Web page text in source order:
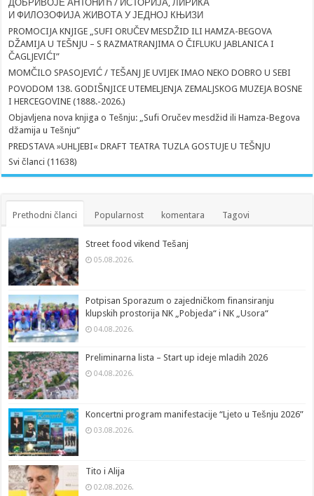
ДОБРИВОЈЕ АНТОНИЋ / ИСТОРИЈА, ЛИРИКА
И ФИЛОЗОФИЈА ЖИВОТА У ЈЕДНОЈ КЊИЗИ
PROMOCIJA KNJIGE „SUFI ORUČEV MESDŽID ILI HAMZA-BEGOVA
DŽAMIJA U TEŠNJU – S RAZMATRANJIMA O ČIFLUKU JABLANICA I
ČAGLJEVIĆI”
MOMČILO SPASOJEVIĆ / TEŠANJ JE UVIJEK IMAO NEKO DOBRO U SEBI
POVODOM 138. GODIŠNJICE UTEMELJENJA ZEMALJSKOG MUZEJA BOSNE
I HERCEGOVINE (1888.-2026.)
Objavljena nova knjiga o Tešnju: „Sufi Oručev mesdžid ili Hamza-Begova
džamija u Tešnju“
PREDSTAVA »UHLJEBI« DRAFT TEATRA TUZLA GOSTUJE U TEŠNJU
Svi članci (11638)
Prethodni članci Popularnost komentara Tagovi
Street food vikend Tešanj
05.08.2026.
Potpisan Sporazum o zajedničkom finansiranju
klupskih prostorija NK „Pobjeda“ i NK „Usora“
04.08.2026.
Preliminarna lista – Start up ideje mladih 2026
04.08.2026.
Koncertni program manifestacije “Ljeto u Tešnju 2026”
03.08.2026.
Tito i Alija
02.08.2026.